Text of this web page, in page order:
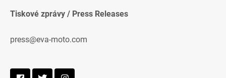
Tiskové zprávy / Press Releases
press@eva-moto.com